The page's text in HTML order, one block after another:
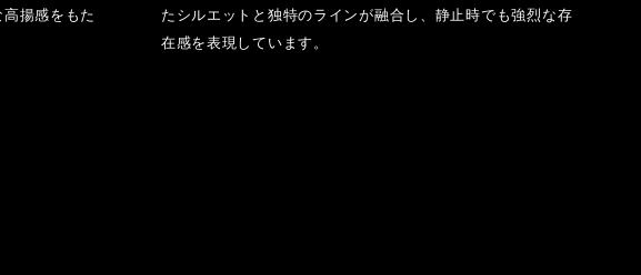
揚感をもた
たシルエットと独特のラインが融合し、静止時でも強烈な存
在感を表現しています。